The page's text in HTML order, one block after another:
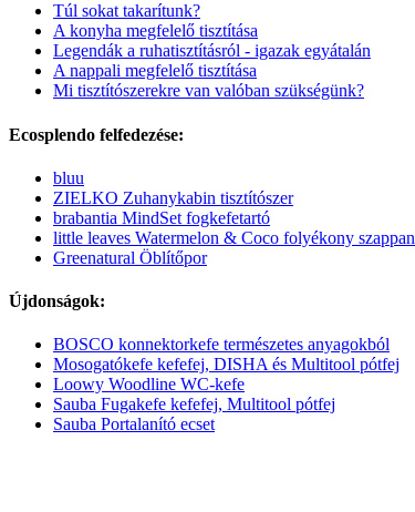
Túl sokat takarítunk?
A konyha megfelelő tisztítása
Legendák a ruhatisztításról - igazak egyátalán
A nappali megfelelő tisztítása
Mi tisztítószerekre van valóban szükségünk?
Ecosplendo felfedezése:
bluu
ZIELKO Zuhanykabin tisztítószer
brabantia MindSet fogkefetartó
little leaves Watermelon & Coco folyékony szappan
Greenatural Öblítőpor
Újdonságok:
BOSCO konnektorkefe természetes anyagokból
Mosogatókefe kefefej, DISHA és Multitool pótfej
Loowy Woodline WC-kefe
Sauba Fugakefe kefefej, Multitool pótfej
Sauba Portalanító ecset